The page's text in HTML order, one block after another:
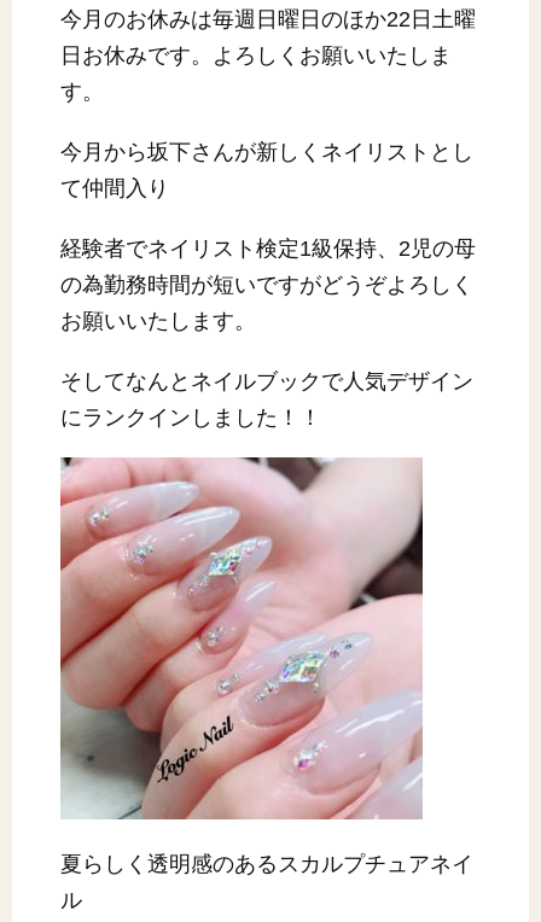
今月のお休みは毎週日曜日のほか22日土曜
日お休みです。よろしくお願いいたしま
す。
今月から坂下さんが新しくネイリストとし
て仲間入り
経験者でネイリスト検定1級保持、2児の母
の為勤務時間が短いですがどうぞよろしく
お願いいたします。
そしてなんとネイルブックで人気デザイン
にランクインしました！！
夏らしく透明感のあるスカルプチュアネイ
ル